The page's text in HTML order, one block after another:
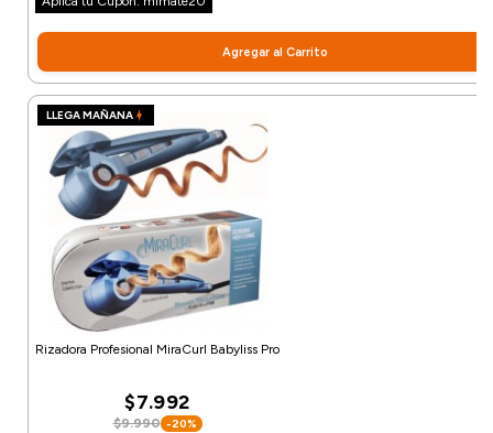
Agregar al Carrito
LLEGA MAÑANA
Rizadora Profesional MiraCurl Babyliss Pro
$7.992
$9.990 -20%